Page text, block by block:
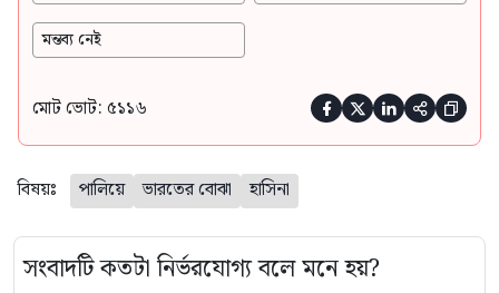
মন্তব্য নেই
মোট ভোট: ৫১১৬     
বিষয়ঃ পালিয়ে ভারতের বোঝা হাসিনা
সংবাদটি কতটা নির্ভরযোগ্য বলে মনে হয়?